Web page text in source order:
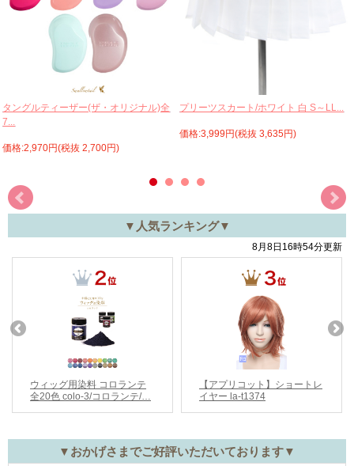
タングルティーザー(ザ・オリジナル)全
7...
価格:2,970円(税抜 2,700円)
プリーツスカート/ホワイト 白 S～LL...
価格:3,999円(税抜 3,635円)
▼人気ランキング▼
▼おかげさまでご好評いただいております▼